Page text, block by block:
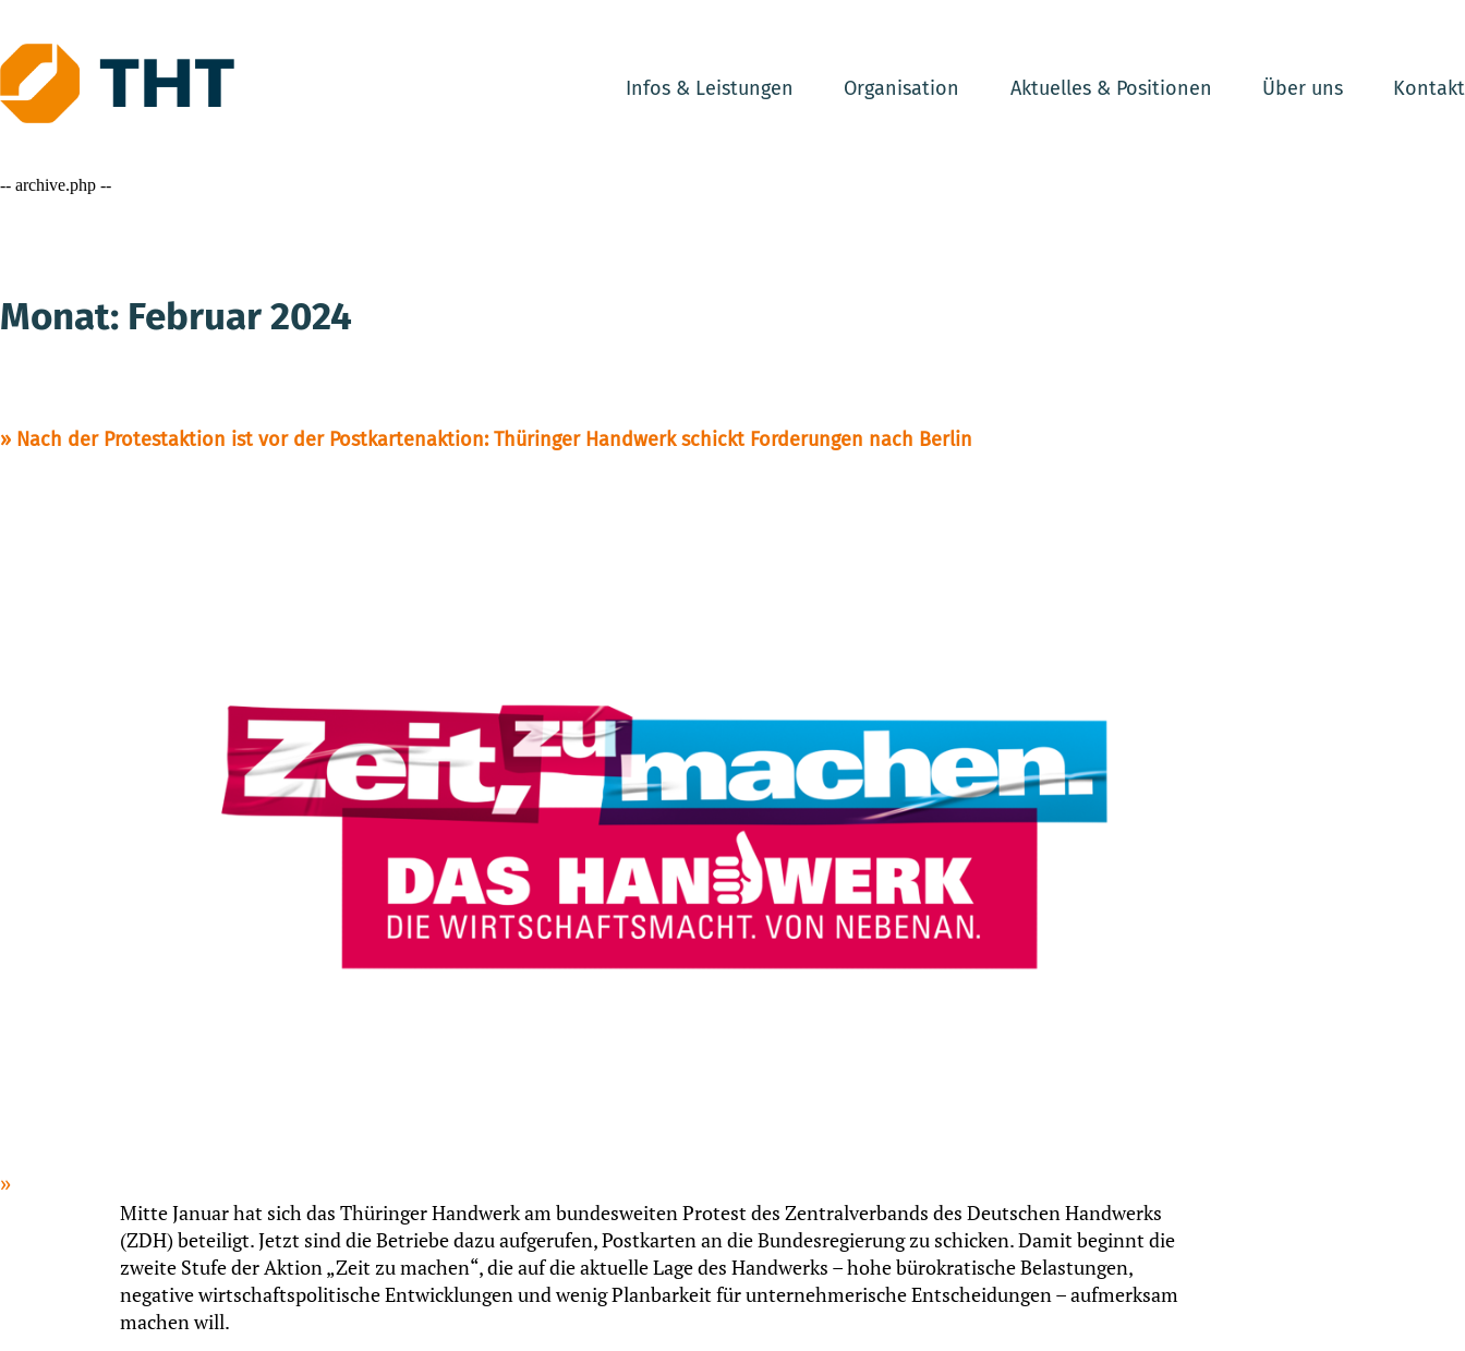
to
content
Infos & Leistungen Organisation Aktuelles & Positionen Über uns Kontakt
-- archive.php --
Monat: Februar 2024
Nach der Protestaktion ist vor der Postkartenaktion: Thüringer Handwerk schickt Forderungen nach Berlin
Mitte Januar hat sich das Thüringer Handwerk am bundesweiten Protest des Zentralverbands des Deutschen Handwerks
(ZDH) beteiligt. Jetzt sind die Betriebe dazu aufgerufen, Postkarten an die Bundesregierung zu schicken. Damit beginnt die
zweite Stufe der Aktion „Zeit zu machen“, die auf die aktuelle Lage des Handwerks – hohe bürokratische Belastungen,
negative wirtschaftspolitische Entwicklungen und wenig Planbarkeit für unternehmerische Entscheidungen – aufmerksam
machen will.